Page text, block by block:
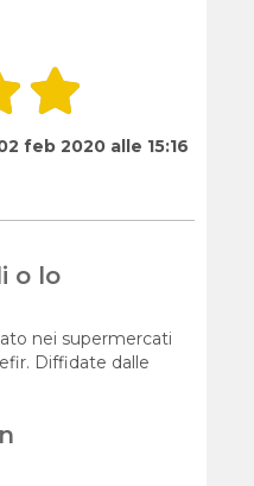
feb 2020 alle 15:16
o lo
nei supermercati
Diffidate dalle